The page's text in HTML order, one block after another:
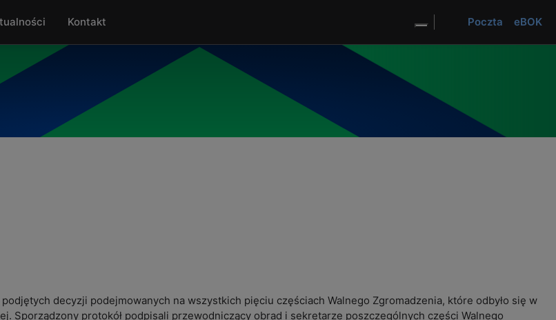
Kontakt
Dostosuj wygląd strony
TVSMTVK SM
Poczta eBOK
decyzji podejmowanych na wszystkich pięciu częściach Walnego Zgromadzenia, które odbyło się w
Sporządzony protokół podpisali przewodniczący obrad i sekretarze poszczególnych części Walnego